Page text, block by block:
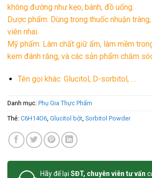
không đường như kẹo, bánh, đồ uống.
Dược phẩm: Dùng trong thuốc nhuận
viên nhai.
Mỹ phẩm: Làm chất giữ ẩm, làm mềm
kem đánh răng, và các sản phẩm chăm
Tên gọi khác: Glucitol, D-sorbitol, …
Danh mục: Phụ Gia Thực Phẩm
Thẻ: C6H14O6 Glucitol bột Sorbitol Powder
Hãy để lại SĐT, chuyên viên tư vấn